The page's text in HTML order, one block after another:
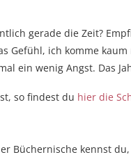
gerade die Zeit?
Gefühl, ich komme
ein wenig Angst. Das
so findest du hier die
Büchernische kennst